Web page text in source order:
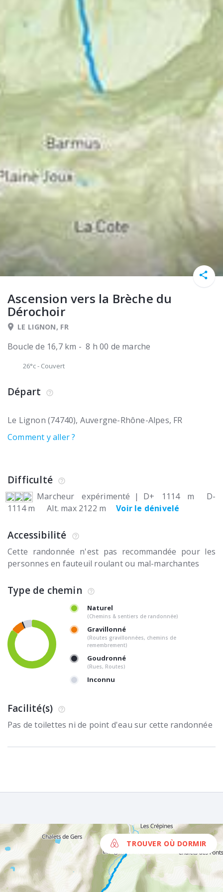
Ascension vers la Brèche du
Dérochoir
LE LIGNON, FR
Boucle de 16,7 km - 8 h 00 de marche
26°c- Couvert
Départ
Le Lignon (74740) Auvergne-Rhône-Alpes FR
Comment y aller ?
Difficulté
Marcheur expérimenté | D+ 1114 m
D-
1114 m
Alt. max 2122 m Voir le dénivelé
Accessibilité
Cette randonnée n'est pas recommandée pour les
personnes en fauteuil roulant ou mal-marchantes
Type de chemin
Naturel
(Chemins & sentiers de randonnée)
Gravillonné
(Routes gravillonnées, chemins de
remembrement)
Goudronné
(Rues, Routes)
Inconnu
Facilité(s)
Pas de toilettes ni de point d'eau sur cette randonnée
TROUVER OÙ DORMIR